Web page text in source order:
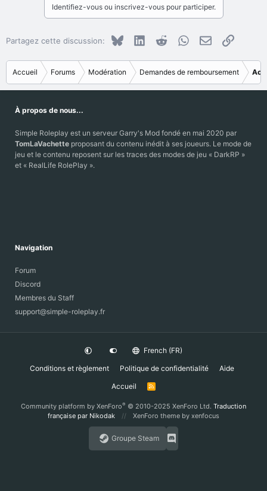
Identifiez-vous ou inscrivez-vous pour participer.
Partagez cette discussion: Bluesky LinkedInRedditWhatsApp
E-mailCopier
Accueil Forums Modération Demandes de remboursement
À propos de nous...
Simple Roleplay est un serveur Garry's Mod fondé en mai 2020 par
TomLaVachette proposant du contenu inédit à ses joueurs. Le mode de
jeu et le contenu reposent sur les traces des modes de jeu « DarkRP »
et « RealLife RolePlay ».
Navigation
Forum
Discord
Membres du Staff
support@simple-roleplay.fr
French (FR)
Conditions et règlement
Politique de confidentialité
Aide
Accueil
R
Community platform by XenForo® © 2010-2025 XenForo Ltd. Traduction
française par Nikodak
XenForo theme by xenfocus
Groupe Steam